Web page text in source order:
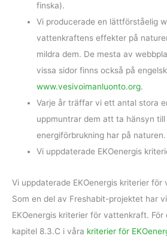
finska).
Vi producerade en lättförståelig
vattenkraftens effekter på
mildra dem. De mesta av
vissa sidor finns också på
www.vesivoimanluonto.org.
Varje år träffar vi ett antal stora
uppmuntrar dem att ta hänsyn
energiförbrukning har på naturen.
Vi uppdaterade EKOenergis
Vi uppdaterade EKOenergis kriterier för
Som en del av Freshabit-projektet har
EKOenergis kriterier för vattenkraft. För
kapitel 8.3.C i våra kriterier för